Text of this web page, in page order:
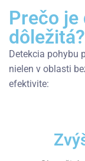
Prečo je
dôležitá?
Detekcia pohybu
nielen v oblasti
efektivite: